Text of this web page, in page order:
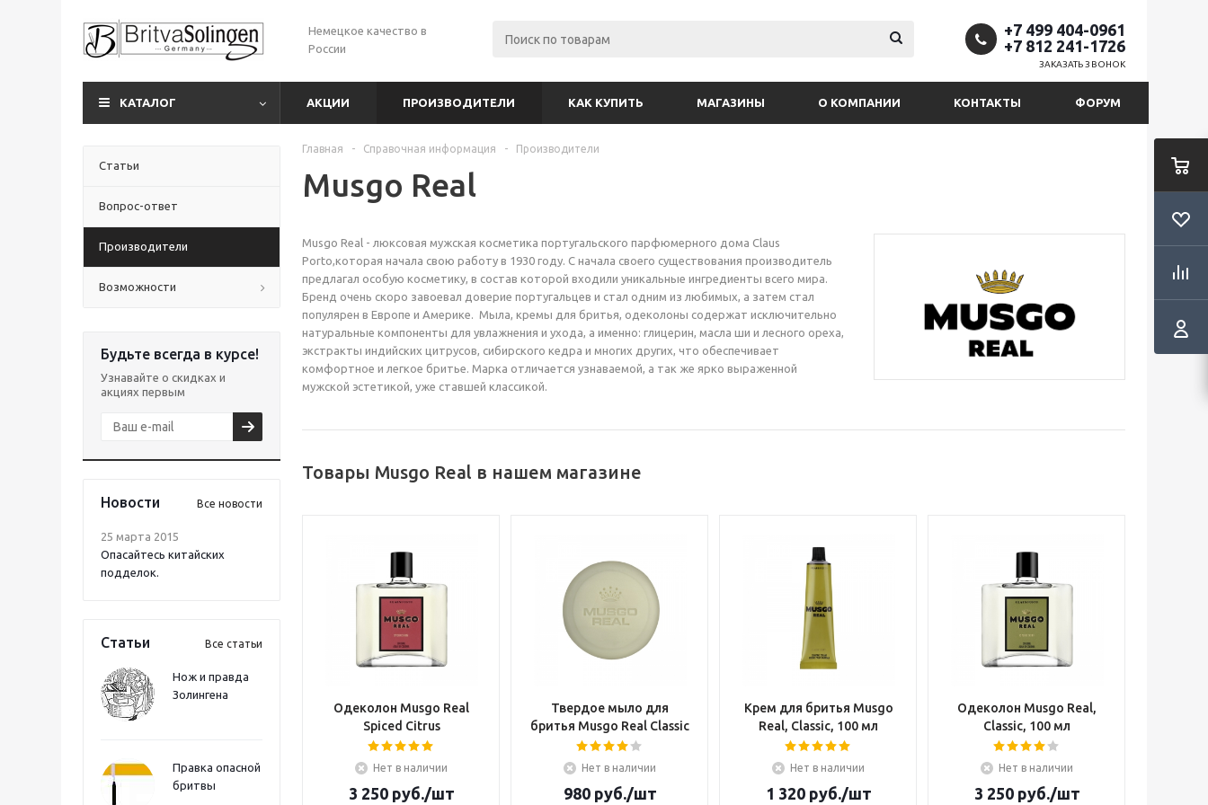
Немецкое качество в
России
+7 499 404-0961
+7 812 241-1726
ЗАКАЗАТЬ ЗВОНОК
КАТАЛОГ АКЦИИ ПРОИЗВОДИТЕЛИ КАК КУПИТЬ МАГАЗИНЫ О КОМПАНИИ КОНТАКТЫ ФОРУМ
Статьи
Вопрос-ответ
Производители
Возможности
Будьте всегда в курсе!
Узнавайте о скидках и
акциях первым
Новости Все новости
25 марта 2015
Опасайтесь китайских
подделок.
Статьи Все статьи
Нож и правда
Золингена
Правка опасной
бритвы
Главная - Справочная информация - Производители
Musgo Real
Musgo Real - люксовая мужская косметика португальского парфюмерного дома Claus
Porto,которая начала свою работу в 1930 году. С начала своего существования производитель
предлагал особую косметику, в состав которой входили уникальные ингредиенты всего мира.
Бренд очень скоро завоевал доверие португальцев и стал одним из любимых, а затем стал
популярен в Европе и Америке. Мыла, кремы для бритья, одеколоны содержат исключительно
натуральные компоненты для увлажнения и ухода, а именно: глицерин, масла ши и лесного ореха,
экстракты индийских цитрусов, сибирского кедра и многих других, что обеспечивает
комфортное и легкое бритье. Марка отличается узнаваемой, а так же ярко выраженной
мужской эстетикой, уже ставшей классикой.
Товары Musgo Real в нашем магазине
Одеколон Musgo Real
Spiced Citrus
Нет в наличии
3 250руб./шт
Твердое мыло для
бритья Musgo Real Classic
Нет в наличии
980руб./шт
Крем для бритья Musgo
Real, Classic, 100 мл
Нет в наличии
1 320руб./шт
Одеколон Musgo Real,
Classic, 100 мл
Нет в наличии
3 250руб./шт